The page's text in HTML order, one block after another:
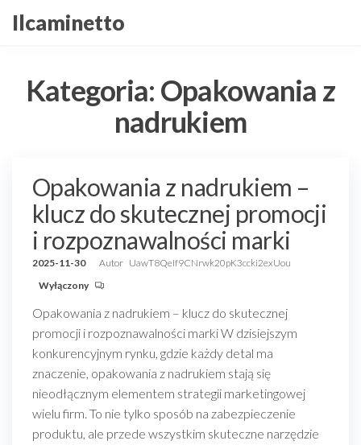
Przejdź
doIlcaminetto
Kategoria: Opakowania z
nadrukiem
Opakowania z nadrukiem –
klucz do skutecznej promocji
i rozpoznawalności marki
2025-11-30 Autor UawT8QeIf9CNrwk20pK3ccki2exUou
Wyłączony
Opakowania z nadrukiem – klucz do skutecznej
promocji i rozpoznawalności marki W dzisiejszym
konkurencyjnym rynku, gdzie każdy detal ma
znaczenie, opakowania z nadrukiem stają się
nieodłącznym elementem strategii marketingowej
wielu firm. To nie tylko sposób na zabezpieczenie
produktu, ale przede wszystkim skuteczne narzędzie